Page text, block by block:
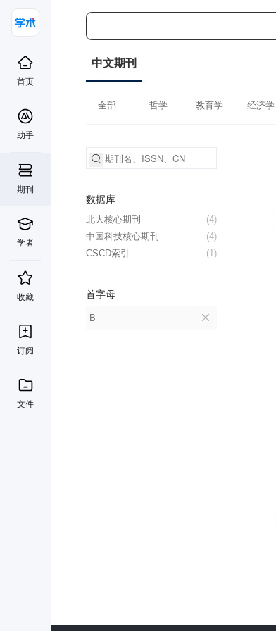
首页
助手
期刊
学者
收藏
订阅
文件
中文期刊
全部 哲学 教育学 经济学
数据库
(4)
北大核心期刊
(4)
中国科技核心期刊
(1)
CSCD索引
首字母
B